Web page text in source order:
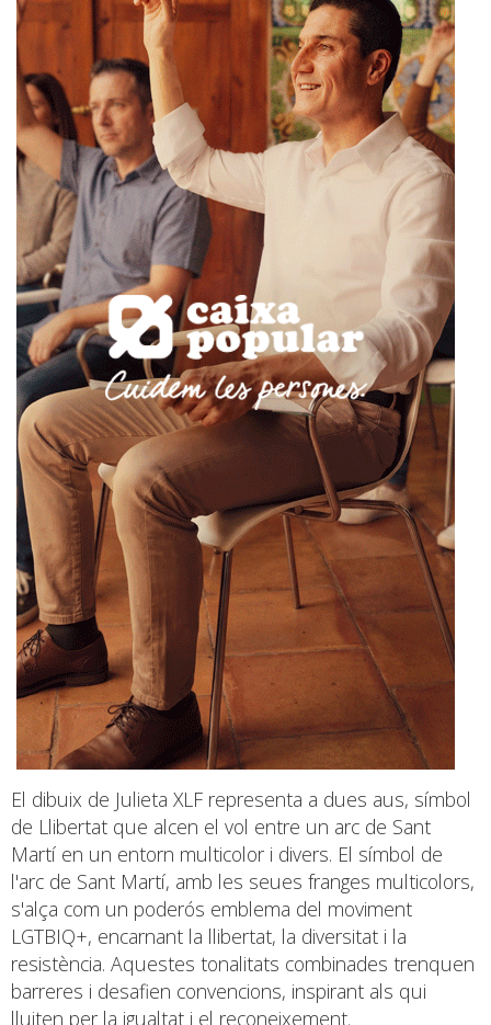
El dibuix de Julieta XLF representa a dues aus, símbol
de Llibertat que alcen el vol entre un arc de Sant
Martí en un entorn multicolor i divers. El símbol de
l'arc de Sant Martí, amb les seues franges multicolors,
s'alça com un poderós emblema del moviment
LGTBIQ+, encarnant la llibertat, la diversitat i la
resistència. Aquestes tonalitats combinades trenquen
barreres i desafien convencions, inspirant als qui
lluiten per la igualtat i el reconeixement.